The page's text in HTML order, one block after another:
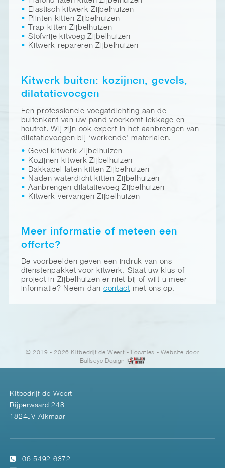
Elastisch kitwerk Zijbelhuizen
Plinten kitten Zijbelhuizen
Trap kitten Zijbelhuizen
Stofvrije kitvoeg Zijbelhuizen
Kitwerk repareren Zijbelhuizen
Kitwerk buiten: kozijnen, gevels,
dilatatievoegen
Een professionele voegafdichting aan de
buitenkant van uw pand voorkomt lekkage en
houtrot. Wij zijn ook expert in het aanbrengen van
dilatatievoegen bij ‘werkende’ materialen.
Gevel kitwerk Zijbelhuizen
Kozijnen kitwerk Zijbelhuizen
Dakkapel laten kitten Zijbelhuizen
Naden waterdicht kitten Zijbelhuizen
Aanbrengen dilatatievoeg Zijbelhuizen
Kitwerk vervangen Zijbelhuizen
Meer informatie of meteen een
offerte?
De voorbeelden geven een indruk van ons
dienstenpakket voor kitwerk. Staat uw klus of
project in Zijbelhuizen er niet bij of wilt u meer
informatie? Neem dan contact met ons op.
© 2019 - 2026 Kitbedrijf de Weert - Locaties - Website door
Bullseye Design
Kitbedrijf de Weert
Rijperwaard 248
1824JV Alkmaar
06 5492 6372